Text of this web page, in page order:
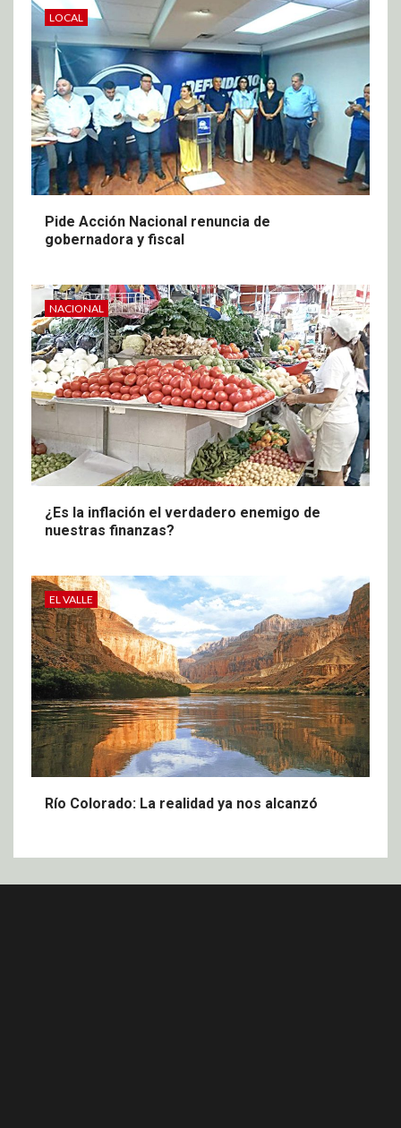
LOCAL
Pide Acción Nacional renuncia de
gobernadora y fiscal
NACIONAL
¿Es la inflación el verdadero enemigo de
nuestras finanzas?
EL VALLE
Río Colorado: La realidad ya nos alcanzó